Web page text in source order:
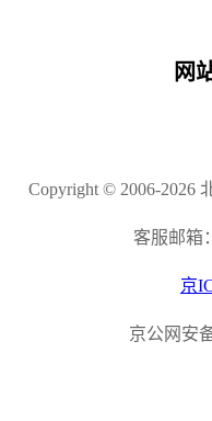
网
Copyright © 2006-2026
客服邮箱
京
京公网安